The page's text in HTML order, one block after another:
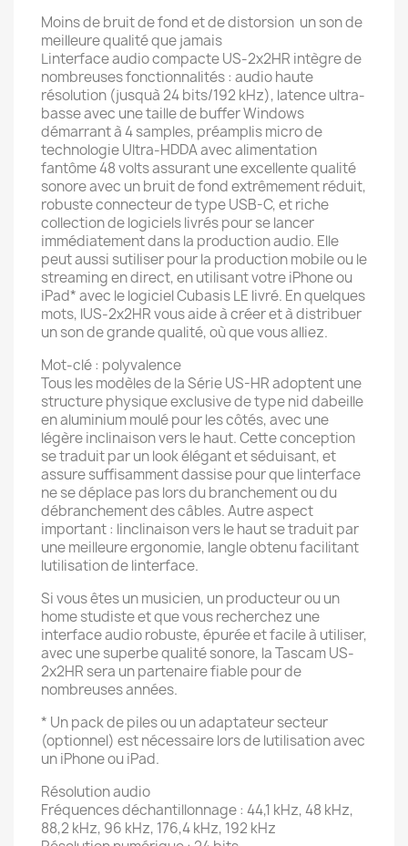
Moins de bruit de fond et de distorsion  un son de
meilleure qualité que jamais
Linterface audio compacte US-2x2HR intègre de
nombreuses fonctionnalités : audio haute
résolution (jusquà 24 bits/192 kHz), latence ultra-
basse avec une taille de buffer Windows
démarrant à 4 samples, préamplis micro de
technologie Ultra-HDDA avec alimentation
fantôme 48 volts assurant une excellente qualité
sonore avec un bruit de fond extrêmement réduit,
robuste connecteur de type USB-C, et riche
collection de logiciels livrés pour se lancer
immédiatement dans la production audio. Elle
peut aussi sutiliser pour la production mobile ou le
streaming en direct, en utilisant votre iPhone ou
iPad* avec le logiciel Cubasis LE livré. En quelques
mots, lUS-2x2HR vous aide à créer et à distribuer
un son de grande qualité, où que vous alliez.
Mot-clé : polyvalence
Tous les modèles de la Série US-HR adoptent une
structure physique exclusive de type nid dabeille
en aluminium moulé pour les côtés, avec une
légère inclinaison vers le haut. Cette conception
se traduit par un look élégant et séduisant, et
assure suffisamment dassise pour que linterface
ne se déplace pas lors du branchement ou du
débranchement des câbles. Autre aspect
important : linclinaison vers le haut se traduit par
une meilleure ergonomie, langle obtenu facilitant
lutilisation de linterface.
Si vous êtes un musicien, un producteur ou un
home studiste et que vous recherchez une
interface audio robuste, épurée et facile à utiliser,
avec une superbe qualité sonore, la Tascam US-
2x2HR sera un partenaire fiable pour de
nombreuses années.
* Un pack de piles ou un adaptateur secteur
(optionnel) est nécessaire lors de lutilisation avec
un iPhone ou iPad.
Résolution audio
Fréquences déchantillonnage : 44,1 kHz, 48 kHz,
88,2 kHz, 96 kHz, 176,4 kHz, 192 kHz